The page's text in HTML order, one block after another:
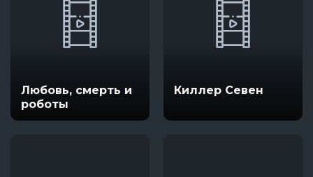
Любовь, смерть и
роботы
Киллер Севен